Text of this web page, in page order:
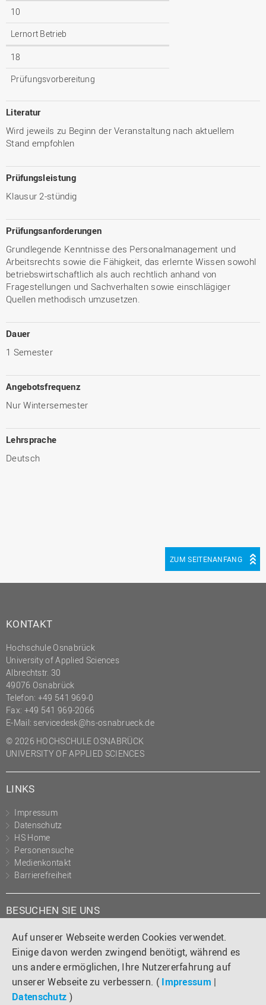
Auf unserer Webseite werden Cookies verwendet.
Einige davon werden zwingend benötigt, während es
uns andere ermöglichen, Ihre Nutzererfahrung auf
unserer Webseite zu verbessern. ( Impressum |
Datenschutz )
10
Lernort Betrieb
18
Prüfungsvorbereitung
Literatur
Wird jeweils zu Beginn der Veranstaltung nach aktuellem
Stand empfohlen
Prüfungsleistung
Klausur 2-stündig
Prüfungsanforderungen
Grundlegende Kenntnisse des Personalmanagement und
Arbeitsrechts sowie die Fähigkeit, das erlernte Wissen sowohl
betriebswirtschaftlich als auch rechtlich anhand von
Fragestellungen und Sachverhalten sowie einschlägiger
Quellen methodisch umzusetzen.
Dauer
1 Semester
Angebotsfrequenz
Nur Wintersemester
Lehrsprache
Deutsch
ZUM SEITENANFANG
KONTAKT
Hochschule Osnabrück
University of Applied Sciences
Albrechtstr. 30
49076 Osnabrück
Telefon: +49 541 969-0
Fax: +49 541 969-2066
E-Mail: servicedesk@hs-osnabrueck.de
© 2026 HOCHSCHULE OSNABRÜCK
UNIVERSITY OF APPLIED SCIENCES
LINKS
Impressum
Datenschutz
HS Home
Personensuche
Medienkontakt
Barrierefreiheit
BESUCHEN SIE UNS
Instagram
TiktokLinkedIn
YouTube
Facebook